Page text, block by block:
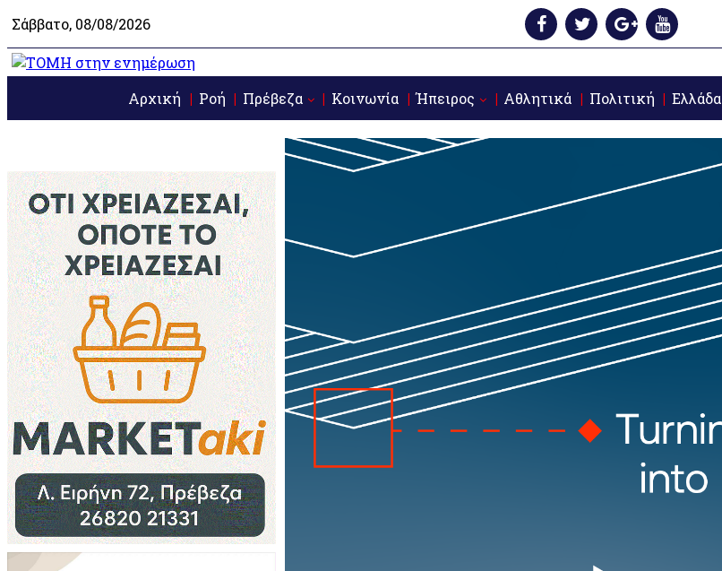
Σάββατο, 08/08/2026
Αρχική Ροή Πρέβεζα Κοινωνία Ήπειρος Αθλητικά Πολιτική Ελλάδα